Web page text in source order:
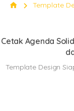
home chevron_right Template
Cetak Agenda
Template Design